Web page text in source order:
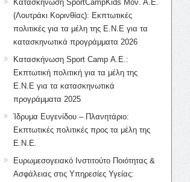
Κατασκήνωση SportCampKids Μον. Α.Ε.
(Λουτράκι Κορινθίας): Εκπτωτικές
πολιτικές για τα μέλη της Ε.Ν.Ε για τα
κατασκηνωτικά προγράμματα 2026
Κατασκήνωση Sport Camp Α.Ε.:
Εκπτωτική πολιτική για τα μέλη της
Ε.Ν.Ε για τα κατασκηνωτικά
προγράμματα 2025
Ίδρυμα Ευγενίδου – Πλανητάριο:
Εκπτωτικές πολιτικές προς τα μέλη της
Ε.Ν.Ε.
Ευρωμεσογειακό Ινστιτούτο Ποιότητας &
Ασφάλειας στις Υπηρεσίες Υγείας: